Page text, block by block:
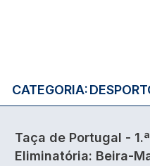
CATEGORIA:
Taça de Portugal - 1.ª
Eliminatória: Beira-